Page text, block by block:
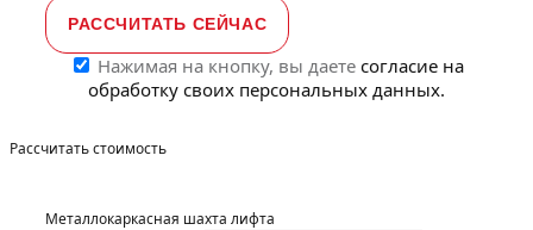
Нажимая на кнопку, вы даете согласие на
обработку своих персональных данных.
Рассчитать стоимость
Металлокаркасная шахта лифта